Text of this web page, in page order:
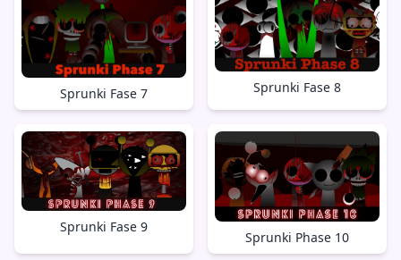
Sprunki Fase 7 Sprunki Fase 8
Sprunki Fase 9
Sprunki Phase 10